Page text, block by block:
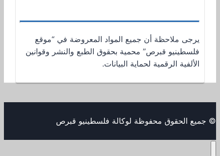
يرجى ملاحظة أن جميع المواد المعروضة في “موقع
فلسطينيو قبرص” محمية بحقوق الطبع والنشر وقوانين
الألفية الرقمية لحماية البيانات.
© جميع الحقوق محفوظة لوكالة فلسطينيو قبرص